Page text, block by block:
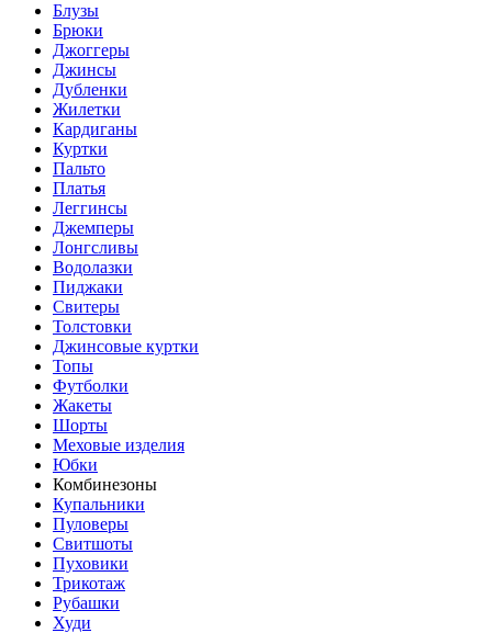
Блузы
Брюки
Джоггеры
Джинсы
Дубленки
Жилетки
Кардиганы
Куртки
Пальто
Платья
Леггинсы
Джемперы
Лонгсливы
Водолазки
Пиджаки
Свитеры
Толстовки
Джинсовые куртки
Топы
Футболки
Жакеты
Шорты
Меховые изделия
Юбки
Комбинезоны
Купальники
Пуловеры
Свитшоты
Пуховики
Трикотаж
Рубашки
Худи